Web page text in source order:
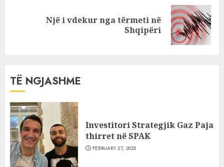
Një i vdekur nga tërmeti në
Shqipëri
TË NGJASHME
Investitori Strategjik Gaz Paja
thirret në SPAK
FEBRUARY 27, 2025